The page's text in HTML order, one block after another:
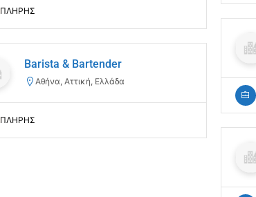
ΠΛΗΡΗΣ
Barista & Bartender
Αθήνα, Αττική, Ελλάδα
ΠΛΗΡΗΣ